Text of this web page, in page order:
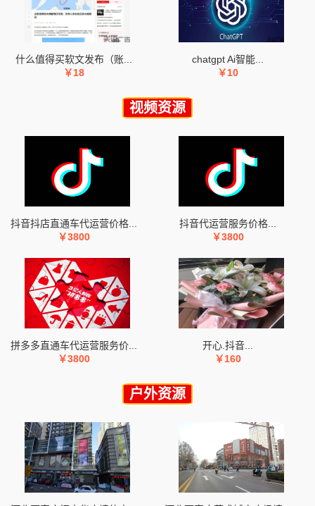
什么值得买软文发布（账...
￥18
chatgpt Ai智能...
￥10
视频资源
抖音抖店直通车代运营价格...
￥3800
抖音代运营服务价格...
￥3800
拼多多直通车代运营服务价...
￥3800
开心.抖音...
￥160
户外资源